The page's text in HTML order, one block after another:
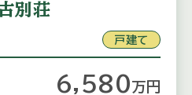
別荘
戸建て
6,580万 円